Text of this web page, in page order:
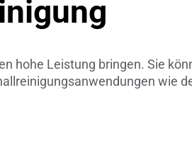
3D Druck
Dichtungstechnik
hohe Leistung bringen. Sie
wie